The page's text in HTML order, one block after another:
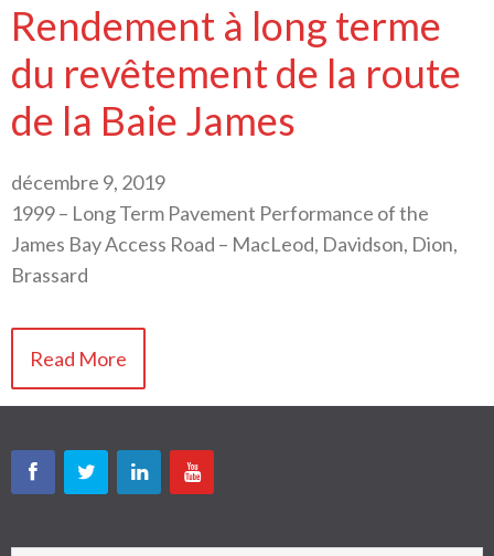
Rendement à long terme
du revêtement de la route
de la Baie James
décembre 9, 2019
1999 – Long Term Pavement Performance of the
James Bay Access Road – MacLeod, Davidson, Dion,
Brassard
Read More